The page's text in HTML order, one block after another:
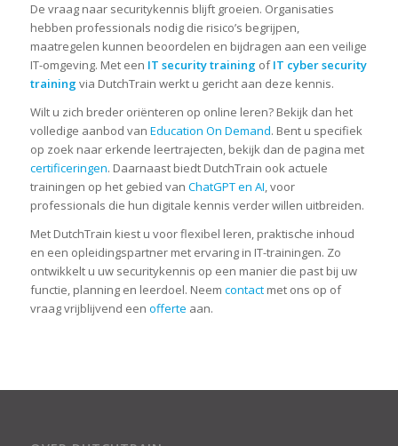
De vraag naar securitykennis blijft groeien. Organisaties
hebben professionals nodig die risico’s begrijpen,
maatregelen kunnen beoordelen en bijdragen aan een veilige
IT-omgeving. Met een IT security trainingofIT cyber security
trainingvia DutchTrain werkt u gericht aan deze kennis.
Wilt u zich breder oriënteren op online leren? Bekijk dan het
volledige aanbod van Education On Demand. Bent u specifiek
op zoek naar erkende leertrajecten, bekijk dan de pagina met
certificeringen. Daarnaast biedt DutchTrain ook actuele
trainingen op het gebied van ChatGPT en AI, voor
professionals die hun digitale kennis verder willen uitbreiden.
Met DutchTrain kiest u voor flexibel leren, praktische inhoud
en een opleidingspartner met ervaring in IT-trainingen. Zo
ontwikkelt u uw securitykennis op een manier die past bij uw
functie, planning en leerdoel. Neem contactmet ons op of
vraag vrijblijvend een offerte aan.